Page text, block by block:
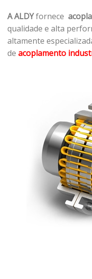
A ALDYfornece
qualidade e alta
altamente
de acoplamento